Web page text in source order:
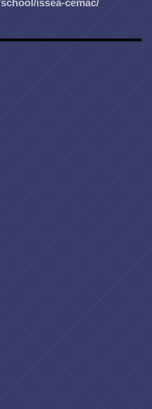
issea-cemac/